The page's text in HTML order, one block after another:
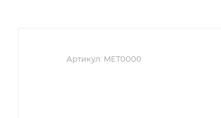
Артикул: MET0000